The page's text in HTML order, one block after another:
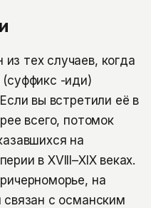
тех случаев, когда
-иди)
вы встретили её в
всего, потомок
на
в XVIII–XIX веках.
на
с османским